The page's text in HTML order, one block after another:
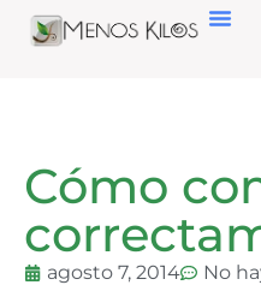
Cómo
agosto 7, 2014 No